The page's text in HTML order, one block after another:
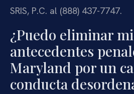
SRIS, P.C. al (888) 437-7747.
¿Puedo eliminar
antecedentes
Maryland por un
conducta